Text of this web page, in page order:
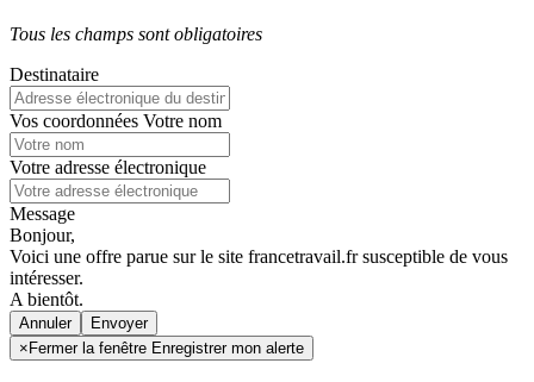
Tous les champs sont obligatoires
Destinataire
Vos coordonnées Votre nom
Votre adresse électronique
Message
Bonjour,
Voici une offre parue sur le site francetravail.fr susceptible de vous
intéresser.
A bientôt.
Annuler
× Fermer la fenêtre Enregistrer mon alerte